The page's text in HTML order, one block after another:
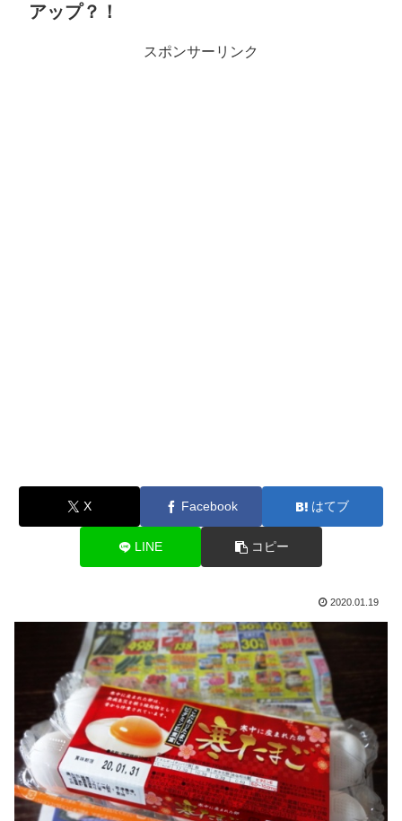
アップ？！
スポンサーリンク
X Facebook はてブ
LINE コピー
2020.01.19